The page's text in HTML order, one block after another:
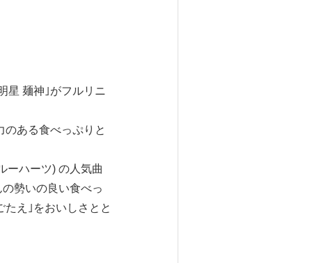
星 麺神｣がフルリニ
ある食べっぷりと
ーハーツ) の人気曲
勢いの良い食べっ
え｣をおいしさとと